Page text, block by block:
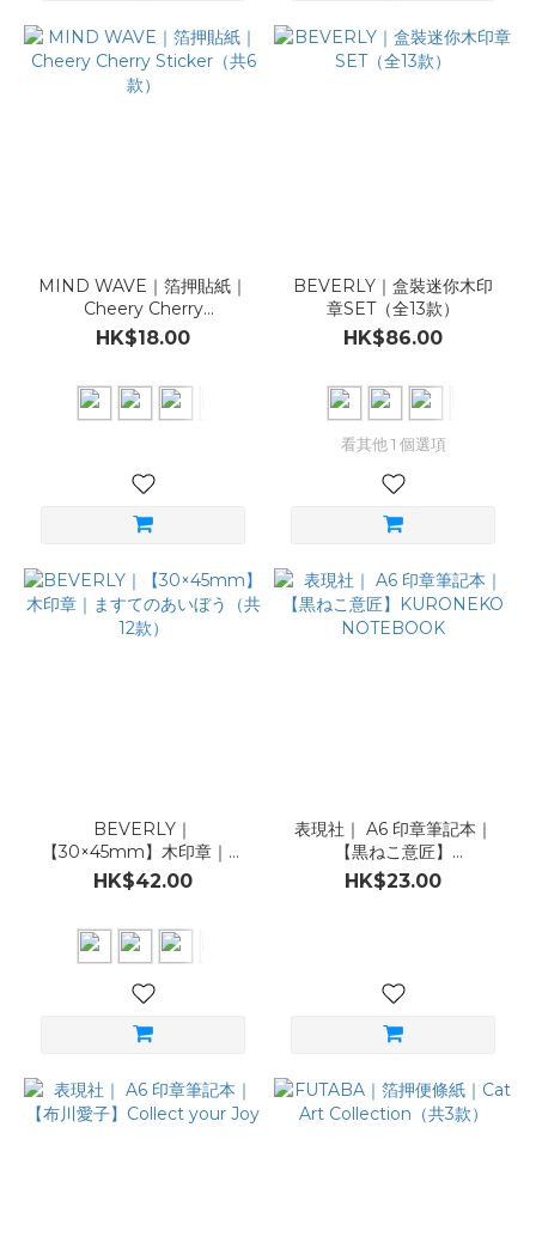
MIND WAVE｜箔押貼紙｜
Cheery Cherry
Sticker（共6款）
HK$18.00
BEVERLY｜盒裝迷你木印
章SET（全13款）
HK$86.00
看其他 1 個選項
BEVERLY｜
【30×45mm】木印章｜ま
すてのあいぼう（共12款）
HK$42.00
表現社｜ A6 印章筆記本｜
【黒ねこ意匠】
KURONEKO NOTEBOOK
HK$23.00